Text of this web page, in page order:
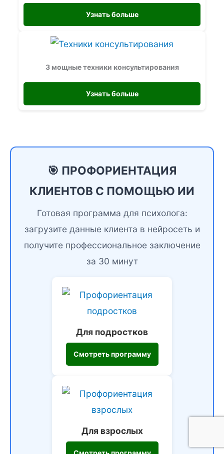
Узнать больше
3 мощные техники консультирования
Узнать больше
🎯 ПРОФОРИЕНТАЦИЯ
КЛИЕНТОВ С ПОМОЩЬЮ ИИ
Готовая программа для психолога:
загрузите данные клиента в нейросеть и
получите профессиональное заключение
за 30 минут
Для подростков
Смотреть программу
Для взрослых